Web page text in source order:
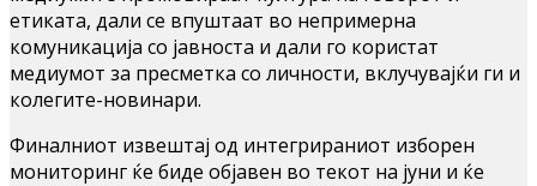
етиката, дали се впуштаат во непримерна
комуникација со јавноста и дали го користат
медиумот за пресметка со личности, вклучувајќи ги и
колегите-новинари.
Финалниот извештај од интегрираниот изборен
мониторинг ќе биде објавен во текот на јуни и ќе